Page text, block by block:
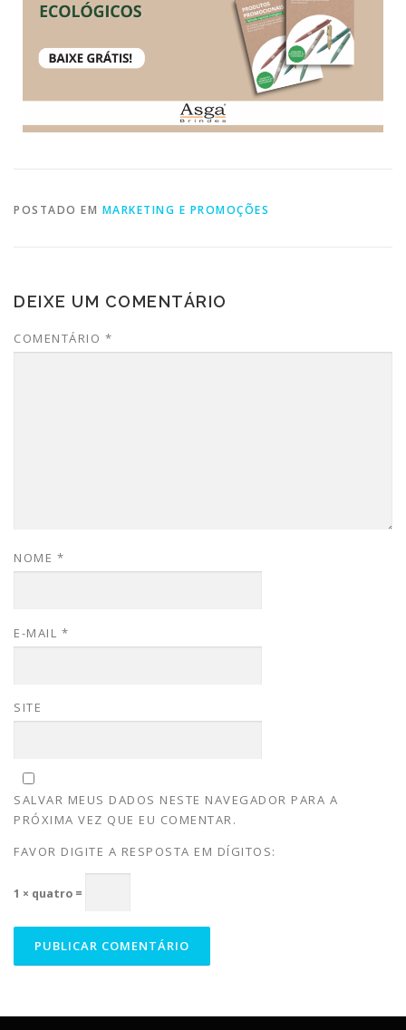
POSTADO EM MARKETING E PROMOÇÕES
DEIXE UM COMENTÁRIO
COMENTÁRIO *
NOME *
E-MAIL *
SITE
SALVAR MEUS DADOS NESTE NAVEGADOR PARA A
PRÓXIMA VEZ QUE EU COMENTAR.
FAVOR DIGITE A RESPOSTA EM DÍGITOS:
1 × quatro =